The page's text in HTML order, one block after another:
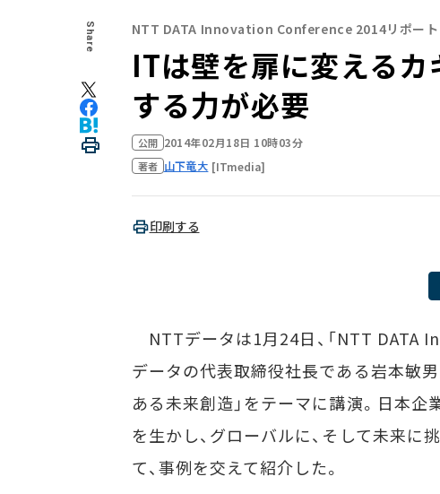
Share NTT DATA Innovation Conference 2014リポート
ITは壁を扉に変えるカ
する力が必要
公開 2014年02月18日 10時03分
著者 山下竜大 [ITmedia]
印刷する
NTTデータは1月24日、「NTT DATA
データの代表取締役社長である岩本敏
ある未来創造」をテーマに講演。日本
を生かし、グローバルに、そして未来
て、事例を交えて紹介した。